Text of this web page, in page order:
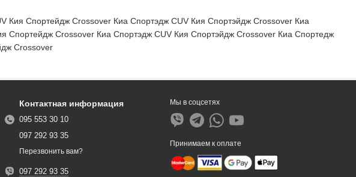
Кия Спортейдж Crossover Киа Спортэдж CUV Кия Спортэйдж Crossover Киа
Crossover Киа Спортэдж CUV Кия Спортэйдж Crossover Киа Спортедж
Crossover
Контактная информация
095 553 30 10
097 292 93 35
Перезвонить вам?
097 292 93 35
Мы в соцсетях
Принимаем к оплате